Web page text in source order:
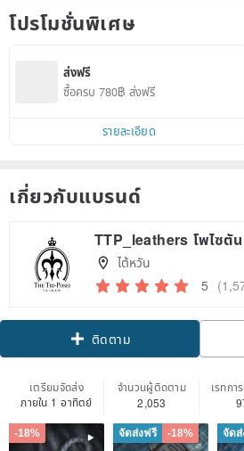
โปรโมชั่นพิเศษ
ส่งฟรี
ซื้อครบ 780฿ ส่งฟรี
รายละเอียด
เกี่ยวกับแบรนด์
TTP_leathers โพไซตัน
ไต้หวัน
5
เตรียมจัดส่ง
ภายใน 1 อาทิตย์
จำนวนผู้ติดตาม
2,053
เรทก
-18% จัดส่งฟรี -18% จัดส่